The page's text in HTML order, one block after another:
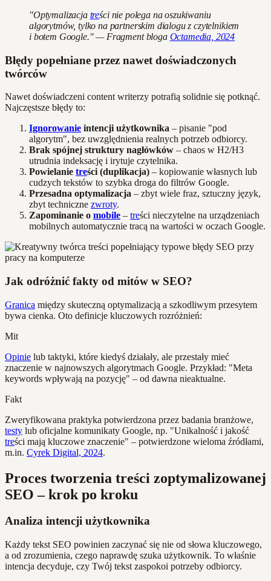
"Optymalizacja treści nie polega na oszukiwaniu
algorytmów, tylko na partnerskim dialogu z czytelnikiem
i botem Google." — Fragment bloga Octamedia, 2024
Błędy popełniane przez nawet doświadczonych
twórców
Nawet doświadczeni content writerzy potrafią solidnie się potknąć.
Najczęstsze błędy to:
Ignorowanie intencji użytkownika – pisanie "pod
algorytm", bez uwzględnienia realnych potrzeb odbiorcy.
Brak spójnej struktury nagłówków – chaos w H2/H3
utrudnia indeksację i irytuje czytelnika.
Powielanie treści (duplikacja) – kopiowanie własnych lub
cudzych tekstów to szybka droga do filtrów Google.
Przesadna optymalizacja – zbyt wiele fraz, sztuczny język,
zbyt techniczne zwroty.
Zapominanie o mobile – treści nieczytelne na urządzeniach
mobilnych automatycznie tracą na wartości w oczach Google.
Jak odróżnić fakty od mitów w SEO?
Granica między skuteczną optymalizacją a szkodliwym przesytem
bywa cienka. Oto definicje kluczowych rozróżnień:
Mit
Opinie lub taktyki, które kiedyś działały, ale przestały mieć
znaczenie w najnowszych algorytmach Google. Przykład: "Meta
keywords wpływają na pozycję" – od dawna nieaktualne.
Fakt
Zweryfikowana praktyka potwierdzona przez badania branżowe,
testy lub oficjalne komunikaty Google, np. "Unikalność i jakość
treści mają kluczowe znaczenie" – potwierdzone wieloma źródłami,
m.in. Cyrek Digital, 2024.
Proces tworzenia treści zoptymalizowanej
SEO – krok po kroku
Analiza intencji użytkownika
Każdy tekst SEO powinien zaczynać się nie od słowa kluczowego,
a od zrozumienia, czego naprawdę szuka użytkownik. To właśnie
intencja decyduje, czy Twój tekst zaspokoi potrzeby odbiorcy.